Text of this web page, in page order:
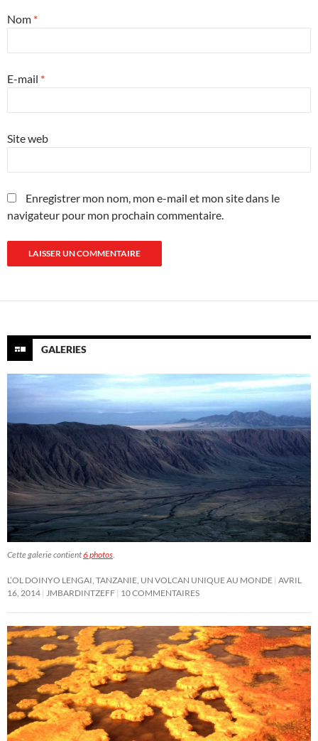
Nom *
E-mail *
Site web
Enregistrer mon nom, mon e-mail et mon site dans le
navigateur pour mon prochain commentaire.
GALERIES
Cette galerie contient6 photos.
L’OL DOINYO LENGAI, TANZANIE, UN VOLCAN UNIQUE AU MONDE AVRIL
16, 2014 JMBARDINTZEFF 10 COMMENTAIRES